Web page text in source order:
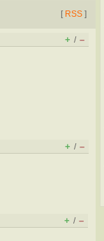
[ RSS ]
+ / –
+ / –
+ / –